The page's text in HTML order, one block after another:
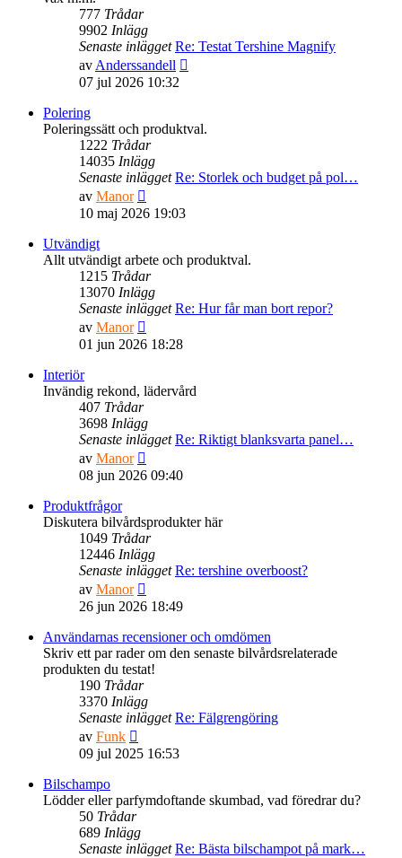
777 Trådar
9902 Inlägg
Senaste inlägget Re: Testat Tershine Magnify
av Anderssandell
inlägget
07 jul 2026 10:32
Polering
Poleringssätt och produktval.
1222 Trådar
14035 Inlägg
Senaste inlägget Re: Storlek och budget på pol…
av Manor
till
inlägget
10 maj 2026 19:03
Utvändigt
Allt utvändigt arbete och produktval.
1215 Trådar
13070 Inlägg
Senaste inlägget Re: Hur får man bort repor?
av Manor
till
inlägget
01 jun 2026 18:28
Interiör
Invändig rekond, lädervård
407 Trådar
3698 Inlägg
Senaste inlägget Re: Riktigt blanksvarta panel…
av Manor
till
inlägget
08 jun 2026 09:40
Produktfrågor
Diskutera bilvårdsprodukter här
1049 Trådar
12446 Inlägg
Senaste inlägget Re: tershine overboost?
av Manor
till
senaste
inlägget
26 jun 2026 18:49
Användarnas recensioner och omdömen
Skriv ett par rader om den senaste bilvårdsrelaterade
produkten du testat!
190 Trådar
3370 Inlägg
Senaste inlägget Re: Fälgrengöring
av Funk
till
inlägget
09 jul 2025 16:53
Bilschampo
Lödder eller parfymdoftande skumbad, vad föredrar du?
50 Trådar
689 Inlägg
Senaste inlägget Re: Bästa bilschampot på mark…